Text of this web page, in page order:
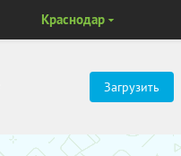
Загрузить
Краснодар